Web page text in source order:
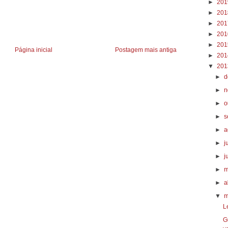
Postagem mais antiga
Página inicial
►
►
►
►
►
►
▼
►
►
►
►
►
►
►
►
►
▼